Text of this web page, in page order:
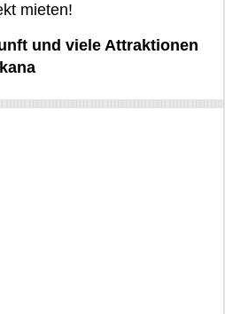
mieten!
und viele Attraktionen